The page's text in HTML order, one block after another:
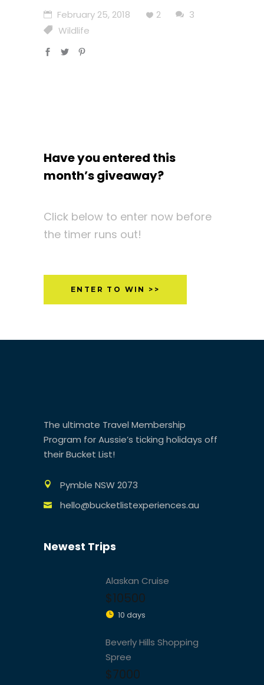
February 25, 2018 2
3
Wildlife
Have you entered this
month’s giveaway?
Click below to enter now before
the timer runs out!
ENTER TO WIN >>
The ultimate Travel Membership
Program for Aussie’s ticking holidays off
their Bucket List!
Pymble NSW 2073
hello@bucketlistexperiences.au
Newest Trips
Alaskan Cruise
$10500
10 days
Beverly Hills Shopping
Spree
$7000